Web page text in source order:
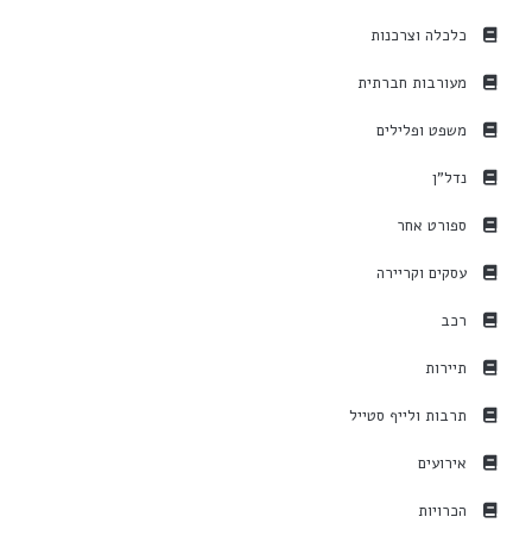
כלכלה וצרכנות
מעורבות חברתית
משפט ופלילים
נדל"ן
ספורט אחר
עסקים וקריירה
רכב
תיירות
תרבות ולייף סטייל
אירועים
הכרויות